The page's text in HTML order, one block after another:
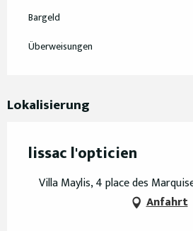
Bargeld
Überweisungen
Lokalisierung
lissac l'opticien
Villa Maylis, 4 place des
Anfahrt